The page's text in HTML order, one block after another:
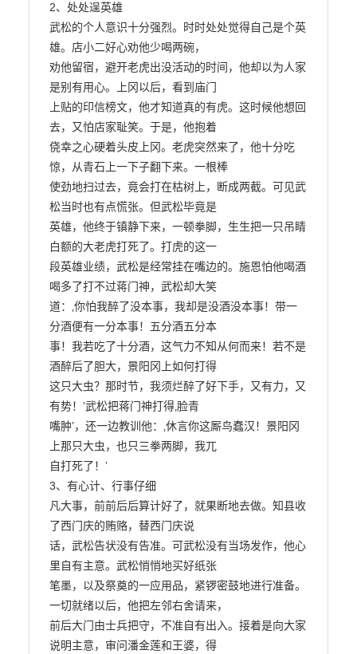
2、处处逞英雄
武松的个人意识十分强烈。时时处处觉得自己是个英
雄。店小二好心劝他少喝两碗，
劝他留宿，避开老虎出没活动的时间，他却以为人家
是别有用心。上冈以后，看到庙门
上贴的印信榜文，他才知道真的有虎。这时候他想回
去，又怕店家耻笑。于是，他抱着
侥幸之心硬着头皮上冈。老虎突然来了，他十分吃
惊，从青石上一下子翻下来。一根棒
使劲地扫过去，竟会打在枯树上，断成两截。可见武
松当时也有点慌张。但武松毕竟是
英雄，他终于镇静下来，一顿拳脚，生生把一只吊睛
白额的大老虎打死了。打虎的这一
段英雄业绩，武松是经常挂在嘴边的。施恩怕他喝酒
喝多了打不过蒋门神，武松却大笑
道：‚你怕我醉了没本事，我却是没酒没本事！带一
分酒便有一分本事！五分酒五分本
事！我若吃了十分酒，这气力不知从何而来！若不是
酒醉后了胆大，景阳冈上如何打得
这只大虫？那时节，我须烂醉了好下手，又有力，又
有势！‛武松把蒋门神打得‚脸青
嘴肿‛，还一边教训他：‚休言你这厮鸟蠢汉！景阳冈
上那只大虫，也只三拳两脚，我兀
自打死了！‛
3、有心计、行事仔细
凡大事，前前后后算计好了，就果断地去做。知县收
了西门庆的贿赂，替西门庆说
话，武松告状没有告准。可武松没有当场发作，他心
里自有主意。武松悄悄地买好纸张
笔墨，以及祭奠的一应用品，紧锣密鼓地进行准备。
一切就绪以后，他把左邻右舍请来，
前后大门由士兵把守，不准自有出入。接着是向大家
说明主意，审问潘金莲和王婆，得